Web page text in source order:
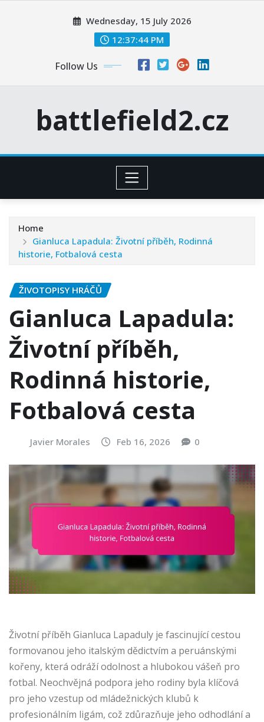
Wednesday, 15 July 2026
12:37:45 PM
Follow Us
battlefield2.cz
Home
Gianluca Lapadula: Životní příběh, Rodinná
historie, Fotbalová cesta
ŽIVOTOPISY HRÁČŮ
Gianluca Lapadula:
Životní příběh,
Rodinná historie,
Fotbalová cesta
Javier Morales Feb 16, 2026 0
Životní příběh Gianluca Lapaduly je fascinující cestou
formovanou jeho italským dědictvím a peruánskými
kořeny, která odráží odolnost a hlubokou vášeň pro
fotbal. Neochvějná podpora jeho rodiny byla klíčová
pro jeho vzestup od mládežnických klubů k
profesionálním ligám, což zdůrazňuje jeho odhodlání a